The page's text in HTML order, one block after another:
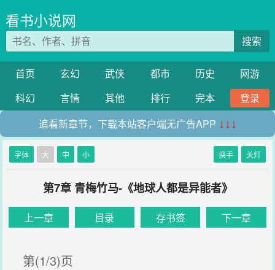
看书小说网
搜索
首页 玄幻 武侠 都市 历史
网游
科幻
言情 其他 排行 完本
登录
追看新章节，下载本站客户端无广告APP ↓↓↓
字体 大 中 小 换手 关灯
第7章 青梅竹马-《地球人都是异能者》
上一章 目录 存书签 下一章
第(1/3)页